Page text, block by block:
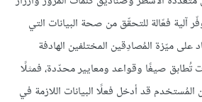
آلية فعّالة للتحقّق من صحة البيانات التي
على ميّزة المُصادِقين المختلفين الهادفة
تُطابق صيغًا وقواعد ومعايير محدّدة، فمثلًا
قد أدخل فعلًا البيانات اللازمة في